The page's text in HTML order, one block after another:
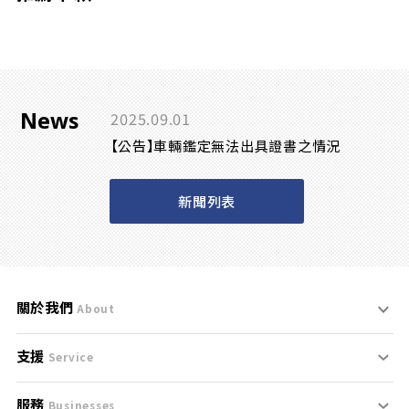
News 2025.09.01
【公告】車輛鑑定無法出具證書之情況
新聞列表
關於我們 About
刊登規範
支援 Service
服務 Businesses